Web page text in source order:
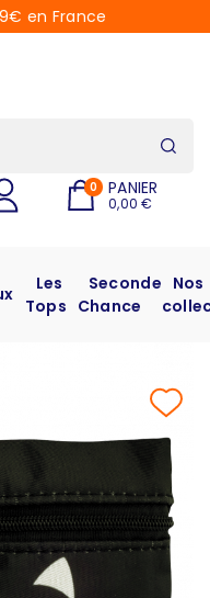
en France
0 PANIER
0,00 €
Les
Tops
Seconde
Chance
Nos